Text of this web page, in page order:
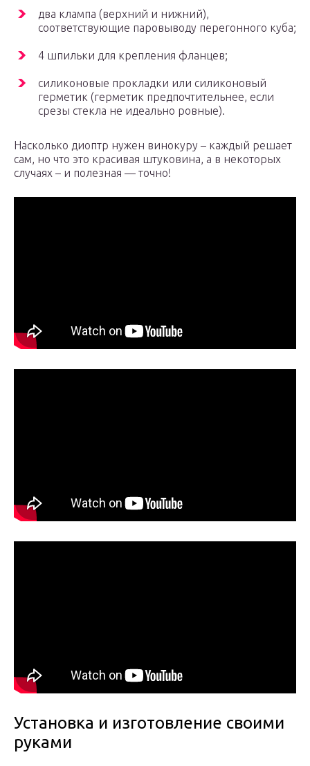
два клампа (верхний и нижний),
соответствующие паровыводу перегонного куба;
4 шпильки для крепления фланцев;
силиконовые прокладки или силиконовый
герметик (герметик предпочтительнее, если
срезы стекла не идеально ровные).
Насколько диоптр нужен винокуру – каждый решает
сам, но что это красивая штуковина, а в некоторых
случаях – и полезная — точно!
Установка и изготовление своими
руками